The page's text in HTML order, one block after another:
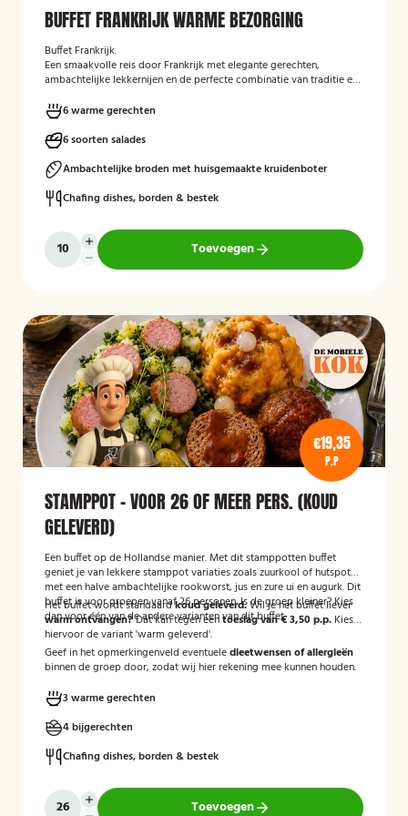
BUFFET FRANKRIJK WARME BEZORGING
Buffet Frankrijk.
Een smaakvolle reis door Frankrijk met elegante gerechten,
ambachtelijke lekkernijen en de perfecte combinatie van traditie en
optioneel dessert zoals crème brûlée met vanille-ijs.
bestellen zonder borden en bestek!Heeft u een voorkeur voor een
tijdstip? Vermeld dit gerust bij de opmerkingen tijdens het
afrekenen.
6 warme gerechten
6 soorten salades
Ambachtelijke broden met huisgemaakte kruidenboter
Chafing dishes, borden & bestek
Toevoegen
€19,35
P.P
STAMPPOT - VOOR 26 OF MEER PERS. (KOUD
GELEVERD)
Een buffet op de Hollandse manier. Met dit stamppotten buffet
geniet je van lekkere stamppot variaties zoals zuurkool of hutspot
met een halve ambachtelijke rookworst, jus en zure ui en augurk. Dit
buffet is voor groepen vanaf 26 personen. Is de groep kleiner? Kies
dan voor één van de andere varianten van dit buffet.
Het buffet wordt standaardkoud geleverd.Wil je het buffet liever
warm ontvangen?Dat kan tegen eentoeslag van € 3,50 p.p. Kies
hiervoor de variant 'warm geleverd'.
Geef in het opmerkingenveld eventueledieetwensen of allergieën
binnen de groep door, zodat wij hier rekening mee kunnen houden.
3 warme gerechten
4 bijgerechten
Chafing dishes, borden & bestek
Toevoegen